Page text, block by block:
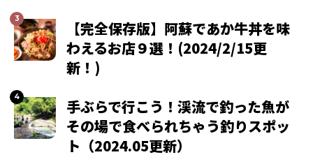
【完全保存版】阿蘇であか牛丼を味
わえるお店９選！(2024/2/15更
新！)
手ぶらで行こう！渓流で釣った魚が
その場で食べられちゃう釣りスポッ
ト（2024.05更新）